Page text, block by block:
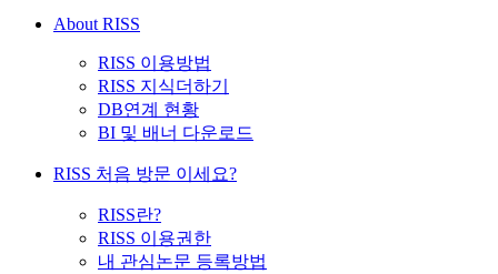
About RISS
RISS 이용방법
RISS 지식더하기
DB연계 현황
BI 및 배너 다운로드
RISS 처음 방문 이세요?
RISS란?
RISS 이용권한
내 관심논문 등록방법